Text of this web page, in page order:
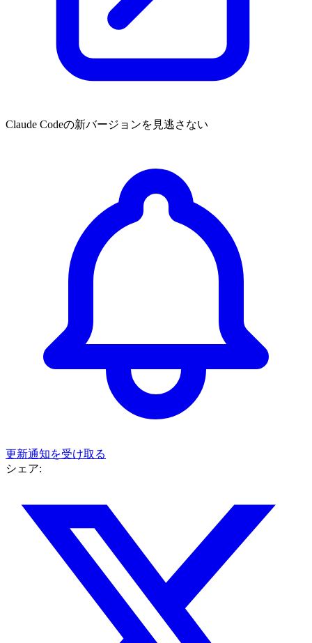
Claude Codeの新バージョンを見逃さない
更新通知を受け取る
シェア: